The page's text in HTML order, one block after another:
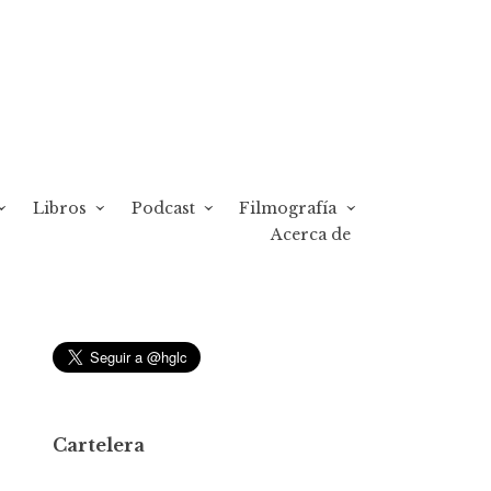
Libros Podcast
Filmografía
Acerca de
Cartelera